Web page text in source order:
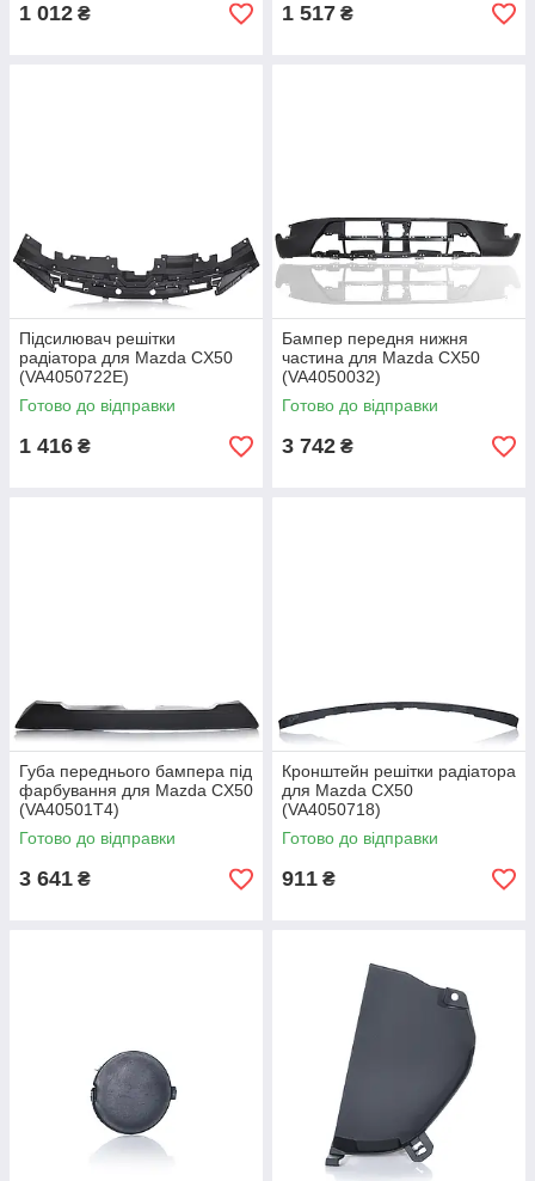
1 012 ₴ 1 517 ₴
Підсилювач решітки
радіатора для Mazda CX50
(VA4050722E)
Готово до відправки
1 416 ₴
Бампер передня нижня
частина для Mazda CX50
(VA4050032)
Готово до відправки
3 742 ₴
Губа переднього бампера під
фарбування для Mazda CX50
(VA40501T4)
Готово до відправки
3 641 ₴
Кронштейн решітки радіатора
для Mazda CX50
(VA4050718)
Готово до відправки
911 ₴